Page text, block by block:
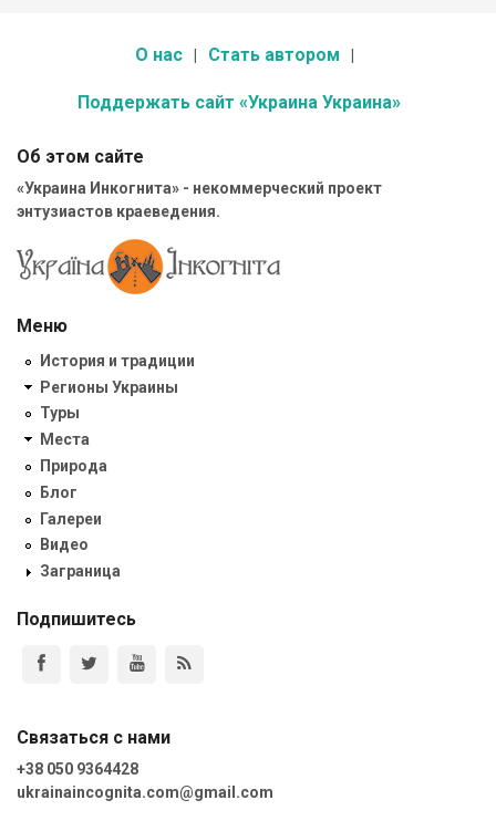
О нас Стать автором
Поддержать сайт «Украина Украина»
Об этом сайте
«Украина Инкогнита» - некоммерческий проект
энтузиастов краеведения.
Меню
История и традиции
Регионы Украины
Туры
Места
Природа
Блог
Галереи
Видео
Заграница
Подпишитесь
Связаться с нами
+38 050 9364428
ukrainaincognita.com@gmail.com